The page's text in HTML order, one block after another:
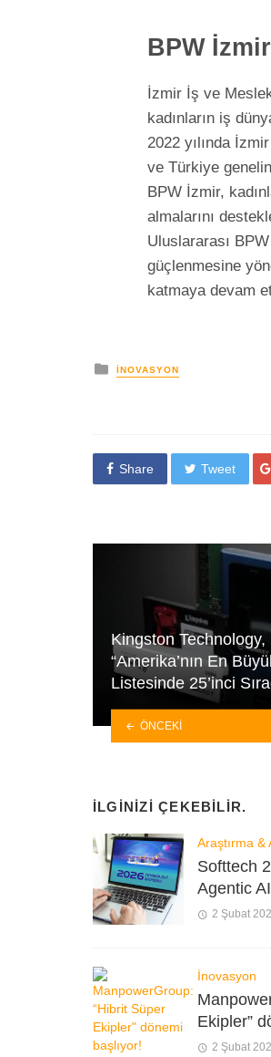
BPW
İzmir İş ve
kadınların iş
2022 yılında
ve Türkiye
BPW İzmir,
almalarını
Uluslararası
güçlenmesine
katmaya devam
yayınlanan
İNOVASYON
Share Tweet
Kingston Technology,
“Amerika’nın En
Listesinde 25’inci
ÖNCEKI
İLGINIZI ÇEKEBILIR.
Araştırma &
Softtech
Agentic
2 Şubat
İnovasyon
Ekipler”
2 Şubat